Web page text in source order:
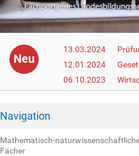
Neu
13.03.2024
12.01.2024
06.10.2023
Navigation
Mathematisch-
Fächer